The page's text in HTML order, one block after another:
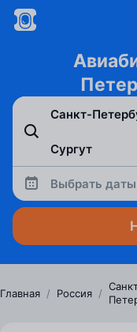
Выбрать даты
Главная / Россия /